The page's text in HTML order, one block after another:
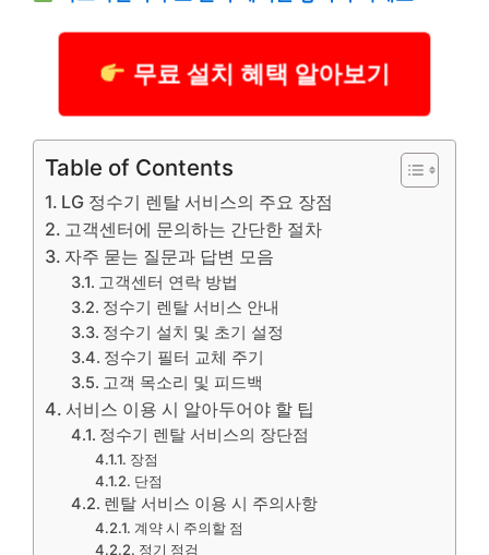
무료 설치 혜택 알아보기
Table of Contents
LG 정수기 렌탈 서비스의 주요 장점
고객센터에 문의하는 간단한 절차
자주 묻는 질문과 답변 모음
고객센터 연락 방법
정수기 렌탈 서비스 안내
정수기 설치 및 초기 설정
정수기 필터 교체 주기
고객 목소리 및 피드백
서비스 이용 시 알아두어야 할 팁
정수기 렌탈 서비스의 장단점
장점
단점
렌탈 서비스 이용 시 주의사항
계약 시 주의할 점
정기 점검